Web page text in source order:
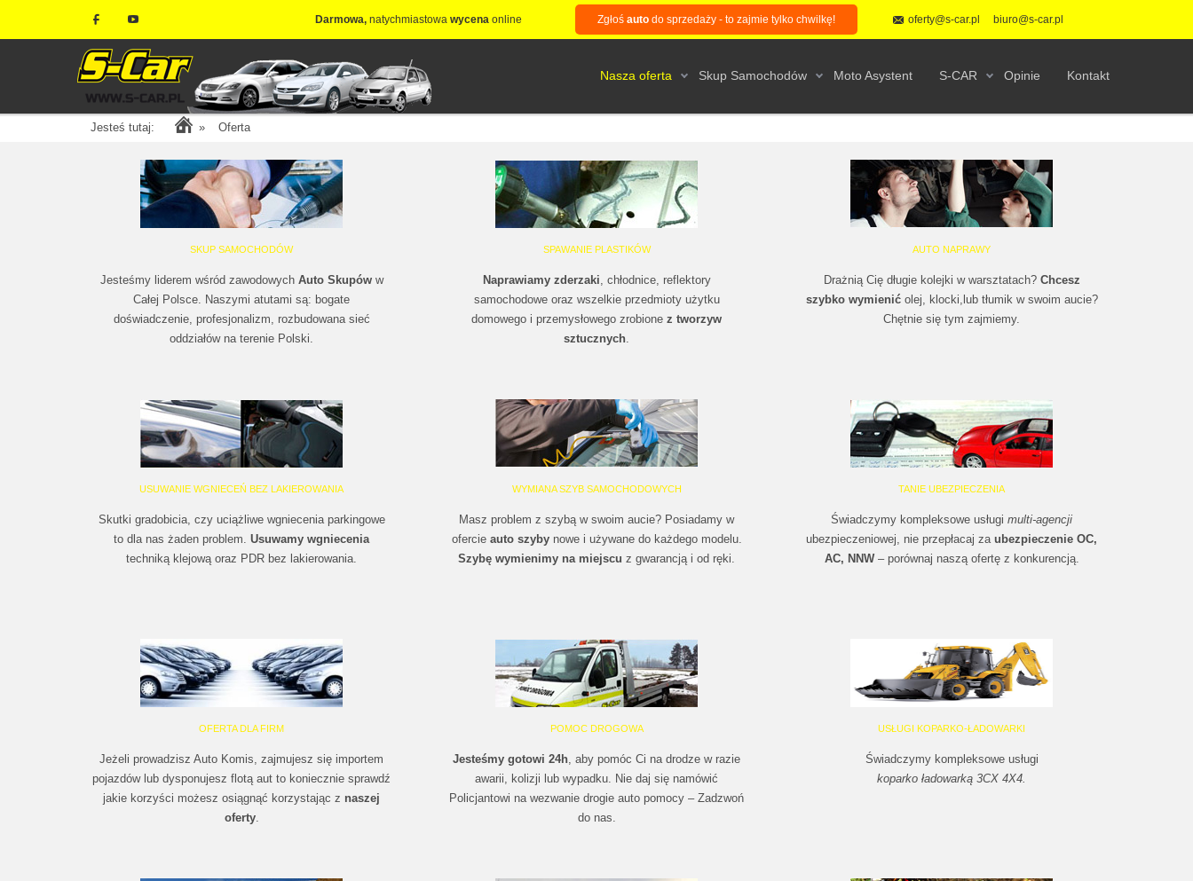
Darmowa, natychmiastowa wycena online Zgłoś auto do sprzedaży - to zajmie tylko chwilkę! oferty@s-car.pl biuro@s-car.pl
Nasza oferta Skup Samochodów Moto Asystent S-CAR Opinie Kontakt
Jesteś tutaj: » Oferta
SKUP SAMOCHODÓW
Jesteśmy liderem wśród zawodowych Auto Skupóww
Całej Polsce. Naszymi atutami są: bogate
doświadczenie, profesjonalizm, rozbudowana sieć
oddziałów na terenie Polski.
USUWANIE WGNIECEŃ BEZ LAKIEROWANIA
Skutki gradobicia, czy uciążliwe wgniecenia parkingowe
to dla nas żaden problem. Usuwamy wgniecenia
techniką klejową oraz PDR bez lakierowania.
OFERTA DLA FIRM
Jeżeli prowadzisz Auto Komis, zajmujesz się importem
pojazdów lub dysponujesz flotą aut to koniecznie sprawdź
jakie korzyści możesz osiągnąć korzystając z naszej
oferty.
SPAWANIE PLASTIKÓW
Naprawiamy zderzaki, chłodnice, reflektory
samochodowe oraz wszelkie przedmioty użytku
domowego i przemysłowego zrobione z tworzyw
sztucznych.
WYMIANA SZYB SAMOCHODOWYCH
Masz problem z szybą w swoim aucie? Posiadamy w
ofercie auto szybynowe i używane do każdego modelu.
Szybę wymienimy na miejscu z gwarancją i od ręki.
POMOC DROGOWA
Jesteśmy gotowi 24h, aby pomóc Ci na drodze w razie
awarii, kolizji lub wypadku. Nie daj się namówić
Policjantowi na wezwanie drogie auto pomocy – Zadzwoń
do nas.
AUTO NAPRAWY
Drażnią Cię długie kolejki w warsztatach? Chcesz
szybko wymienićolej, klocki,lub tłumik w swoim aucie?
Chętnie się tym zajmiemy.
TANIE UBEZPIECZENIA
Świadczymy kompleksowe usługi multi-agencji
ubezpieczeniowej, nie przepłacaj za ubezpieczenie OC,
AC, NNW– porównaj naszą ofertę z konkurencją.
USŁUGI KOPARKO-ŁADOWARKI
Świadczymy kompleksowe usługi
koparko ładowarką 3CX 4X4.